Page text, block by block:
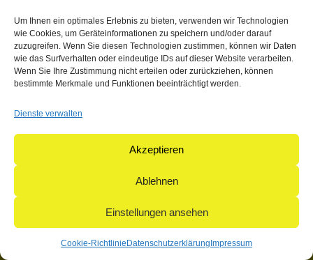
Um Ihnen ein optimales Erlebnis zu bieten, verwenden wir Technologien
wie Cookies, um Geräteinformationen zu speichern und/oder darauf
zuzugreifen. Wenn Sie diesen Technologien zustimmen, können wir Daten
wie das Surfverhalten oder eindeutige IDs auf dieser Website verarbeiten.
Wenn Sie Ihre Zustimmung nicht erteilen oder zurückziehen, können
bestimmte Merkmale und Funktionen beeinträchtigt werden.
Dienste verwalten
Akzeptieren
Ablehnen
Einstellungen ansehen
Cookie-Richtlinie Datenschutzerklärung Impressum
Hier bahnt sich etwas Großes an! Unser Shop ist in Arbeit
und wird bald veröffentlicht!
© 2004-2026: herpetofauna Verlags-GmbH | Postfach 11 10 |
71365 Weinstadt | Germany